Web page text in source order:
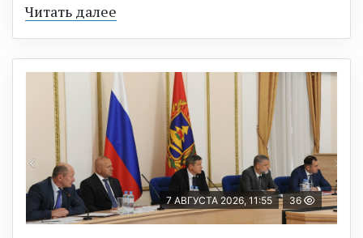
Читать далее
7 АВГУСТА 2026, 11:55 36